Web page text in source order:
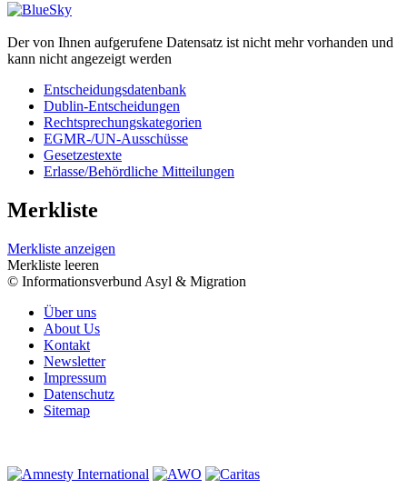
Der von Ihnen aufgerufene Datensatz ist nicht mehr vorhanden und
kann nicht angezeigt werden
Entscheidungsdatenbank
Dublin-Entscheidungen
Rechtsprechungskategorien
EGMR-/UN-Ausschüsse
Gesetzestexte
Erlasse/Behördliche Mitteilungen
Merkliste
Merkliste anzeigen
Merkliste leeren
© Informationsverbund Asyl & Migration
Über uns
About Us
Kontakt
Newsletter
Impressum
Datenschutz
Sitemap